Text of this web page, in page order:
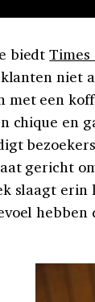
biedtTimes
niet
met een
chique en
gericht
slaagt erin